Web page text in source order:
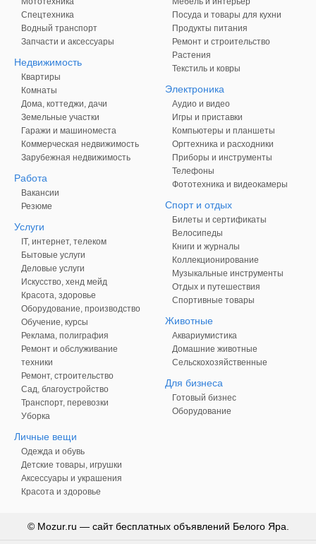
Спецтехника
Водный транспорт
Запчасти и аксессуары
Недвижимость
Квартиры
Комнаты
Дома, коттеджи, дачи
Земельные участки
Гаражи и машиноместа
Коммерческая недвижимость
Зарубежная недвижимость
Работа
Вакансии
Резюме
Услуги
IT, интернет, телеком
Бытовые услуги
Деловые услуги
Искусство, хенд мейд
Красота, здоровье
Оборудование, производство
Обучение, курсы
Реклама, полиграфия
Ремонт и обслуживание
техники
Ремонт, строительство
Сад, благоустройство
Транспорт, перевозки
Уборка
Личные вещи
Одежда и обувь
Детские товары, игрушки
Аксессуары и украшения
Красота и здоровье
Посуда и товары для кухни
Продукты питания
Ремонт и строительство
Растения
Текстиль и ковры
Электроника
Аудио и видео
Игры и приставки
Компьютеры и планшеты
Оргтехника и расходники
Приборы и инструменты
Телефоны
Фототехника и видеокамеры
Спорт и отдых
Билеты и сертификаты
Велосипеды
Книги и журналы
Коллекционирование
Музыкальные инструменты
Отдых и путешествия
Спортивные товары
Животные
Аквариумистика
Домашние животные
Сельскохозяйственные
Для бизнеса
Готовый бизнес
Оборудование
© Mozur.ru — сайт бесплатных объявлений Белого Яра.